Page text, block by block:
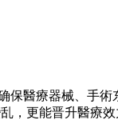
保醫療器械、手
，更能晋升醫療